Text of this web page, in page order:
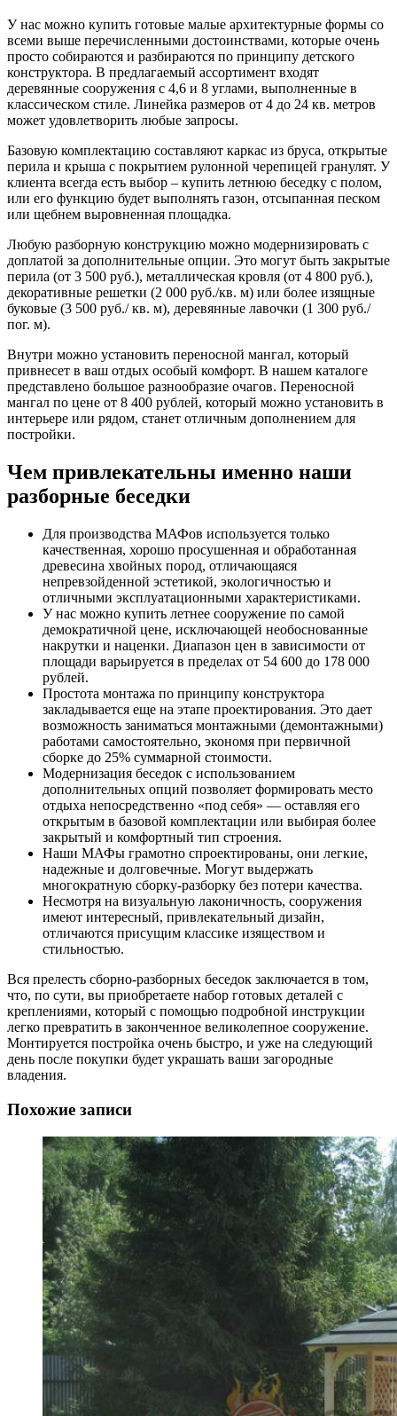
У нас можно купить готовые малые архитектурные формы со
всеми выше перечисленными достоинствами, которые очень
просто собираются и разбираются по принципу детского
конструктора. В предлагаемый ассортимент входят
деревянные сооружения с 4,6 и 8 углами, выполненные в
классическом стиле. Линейка размеров от 4 до 24 кв. метров
может удовлетворить любые запросы.
Базовую комплектацию составляют каркас из бруса, открытые
перила и крыша с покрытием рулонной черепицей гранулят. У
клиента всегда есть выбор – купить летнюю беседку с полом,
или его функцию будет выполнять газон, отсыпанная песком
или щебнем выровненная площадка.
Любую разборную конструкцию можно модернизировать с
доплатой за дополнительные опции. Это могут быть закрытые
перила (от 3 500 руб.), металлическая кровля (от 4 800 руб.),
декоративные решетки (2 000 руб./кв. м) или более изящные
буковые (3 500 руб./ кв. м), деревянные лавочки (1 300 руб./
пог. м).
Внутри можно установить переносной мангал, который
привнесет в ваш отдых особый комфорт. В нашем каталоге
представлено большое разнообразие очагов. Переносной
мангал по цене от 8 400 рублей, который можно установить в
интерьере или рядом, станет отличным дополнением для
постройки.
Чем привлекательны именно наши
разборные беседки
Для производства МАФов используется только
качественная, хорошо просушенная и обработанная
древесина хвойных пород, отличающаяся
непревзойденной эстетикой, экологичностью и
отличными эксплуатационными характеристиками.
У нас можно купить летнее сооружение по самой
демократичной цене, исключающей необоснованные
накрутки и наценки. Диапазон цен в зависимости от
площади варьируется в пределах от 54 600 до 178 000
рублей.
Простота монтажа по принципу конструктора
закладывается еще на этапе проектирования. Это дает
возможность заниматься монтажными (демонтажными)
работами самостоятельно, экономя при первичной
сборке до 25% суммарной стоимости.
Модернизация беседок с использованием
дополнительных опций позволяет формировать место
отдыха непосредственно «под себя» — оставляя его
открытым в базовой комплектации или выбирая более
закрытый и комфортный тип строения.
Наши МАФы грамотно спроектированы, они легкие,
надежные и долговечные. Могут выдержать
многократную сборку-разборку без потери качества.
Несмотря на визуальную лаконичность, сооружения
имеют интересный, привлекательный дизайн,
отличаются присущим классике изяществом и
стильностью.
Вся прелесть сборно-разборных беседок заключается в том,
что, по сути, вы приобретаете набор готовых деталей с
креплениями, который с помощью подробной инструкции
легко превратить в законченное великолепное сооружение.
Монтируется постройка очень быстро, и уже на следующий
день после покупки будет украшать ваши загородные
владения.
Похожие записи